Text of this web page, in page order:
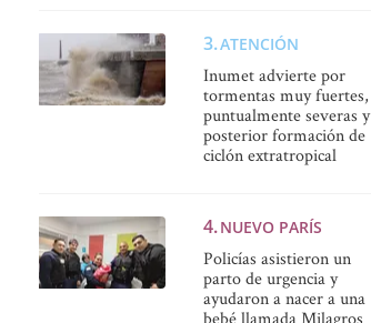
ATENCIÓN
Inumet advierte por
tormentas muy fuertes,
puntualmente severas y
posterior formación de
ciclón extratropical
NUEVO PARÍS
Policías asistieron un
parto de urgencia y
ayudaron a nacer a una